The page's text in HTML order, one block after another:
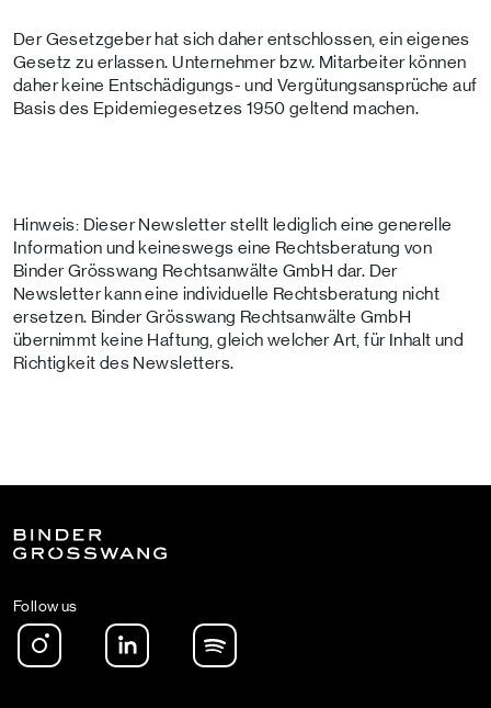
Der Gesetzgeber hat sich daher entschlossen, ein eigenes
Gesetz zu erlassen. Unternehmer bzw. Mitarbeiter können
daher keine Entschädigungs- und Vergütungsansprüche auf
Basis des Epidemiegesetzes 1950 geltend machen.
Hinweis: Dieser Newsletter stellt lediglich eine generelle
Information und keineswegs eine Rechtsberatung von
Binder Grösswang Rechtsanwälte GmbH dar. Der
Newsletter kann eine individuelle Rechtsberatung nicht
ersetzen. Binder Grösswang Rechtsanwälte GmbH
übernimmt keine Haftung, gleich welcher Art, für Inhalt und
Richtigkeit des Newsletters.
Follow us
Instagram LinkedIn